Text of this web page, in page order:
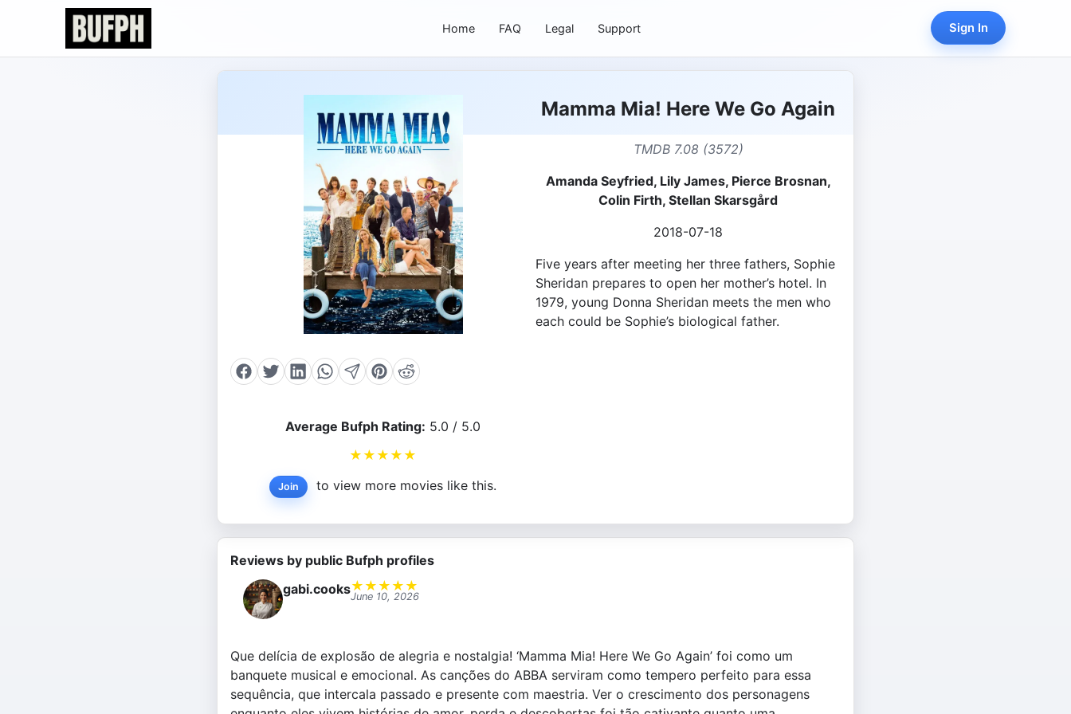
Home FAQ Legal Support Sign In
Average Bufph Rating: 5.0 / 5.0
★ ★ ★ ★ ★
Join to view more movies like this.
Mamma Mia! Here We Go Again
TMDB 7.08 (3572)
Amanda Seyfried, Lily James, Pierce Brosnan,
Colin Firth, Stellan Skarsgård
2018-07-18
Five years after meeting her three fathers, Sophie
Sheridan prepares to open her mother’s hotel. In
1979, young Donna Sheridan meets the men who
each could be Sophie’s biological father.
Reviews by public Bufph profiles
gabi.cooks★ ★ ★ ★ ★
June 10, 2026
Que delícia de explosão de alegria e nostalgia! ‘Mamma Mia! Here We Go Again’ foi como um
banquete musical e emocional. As canções do ABBA serviram como tempero perfeito para essa
sequência, que intercala passado e presente com maestria. Ver o crescimento dos personagens